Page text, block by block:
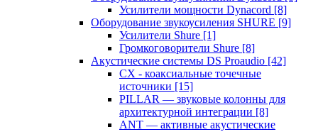
Усилители мощности Dynacord [8]
Оборудование звукоусиления SHURE [9]
Усилители Shure [1]
Громкоговорители Shure [8]
Акустические системы DS Proaudio [42]
CX - коаксиальные точечные
источники [15]
PILLAR — звуковые колонны для
архитектурной интеграции [8]
ANT — активные акустические